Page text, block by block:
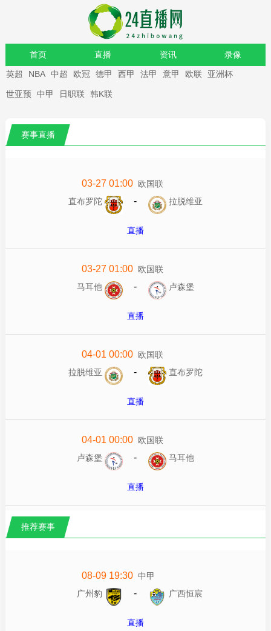
首页 直播 资讯 录像
重要赛事
英超 NBA 中超 欧冠 德甲 西甲 法甲 意甲 欧联 亚洲杯
世亚预 中甲 日职联 韩K联
赛事直播
03-27 01:00 欧国联
直布罗陀
- 拉脱维亚
直播
03-27 01:00 欧国联
马耳他
- 卢森堡
直播
04-01 00:00 欧国联
拉脱维亚
- 直布罗陀
直播
04-01 00:00 欧国联
卢森堡
- 马耳他
直播
推荐赛事
08-09 19:30 中甲
广州豹
- 广西恒宸
直播